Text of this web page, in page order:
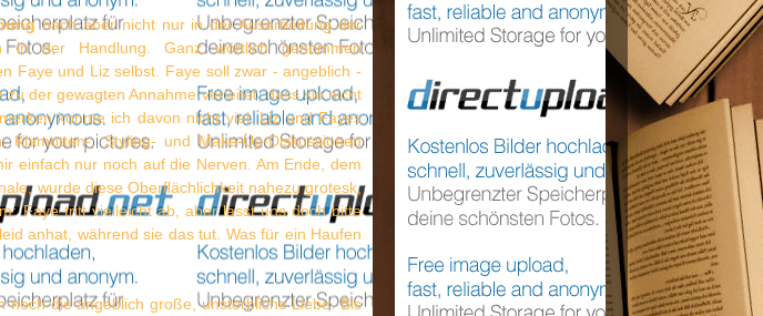
nach aber nicht nur in der Ausarbeitung der
in der Handlung. Ganz wörtlich genommen
Faye und Liz selbst. Faye soll zwar - angeblich -
der gewagten Annahme verleitet, dass sie nicht
konnte ich davon nicht viel. Liz und Fayes
, Styling- und Make-Up-Diskussionen
einfach nur noch auf die Nerven. Am Ende, dem
wurde diese Oberflächlichkeit nahezu grotesk,
Faye tritt vielleicht ab, aber lasst uns doch bitte
anhat, während sie das tut. Was für ein Haufen
noch die angeblich große, unsterbliche Liebe. Bis